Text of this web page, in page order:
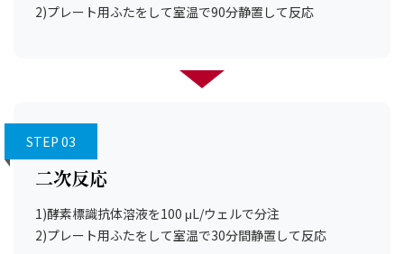
2)プレート用ふたをして室温で90分静置して反応
STEP 03
二次反応
1)酵素標識抗体溶液を100 μL/ウェルで分注
2)プレート用ふたをして室温で30分間静置して反応